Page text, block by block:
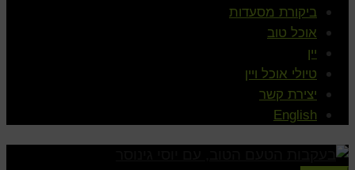
ביקורת מסעדות
אוכל טוב
יין
טיולי אוכל ויין
יצירת קשר
English